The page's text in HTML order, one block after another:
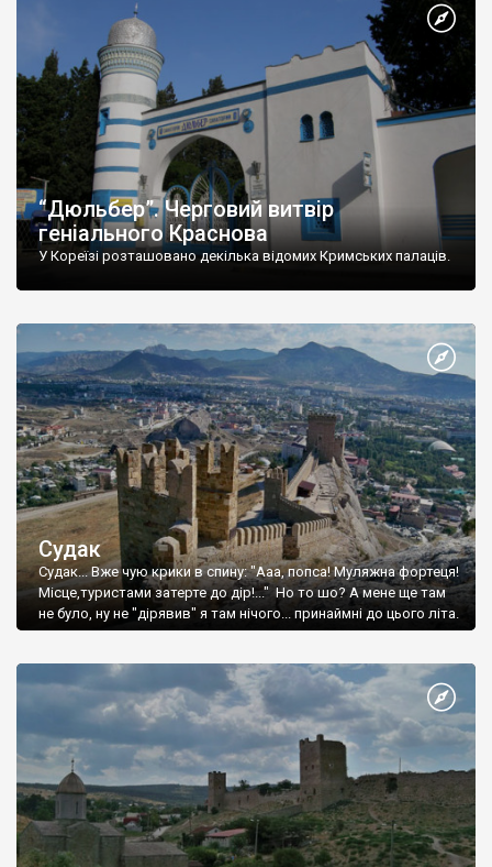
“Дюльбер”. Черговий витвір
геніального Краснова
У Кореїзі розташовано декілька відомих Кримських палаців.
Судак
Судак... Вже чую крики в спину: "Ааа, попса! Муляжна фортеця!
Місце,туристами затерте до дір!..." Но то шо? А мене ще там
не було, ну не "дірявив" я там нічого... принаймні до цього літа.